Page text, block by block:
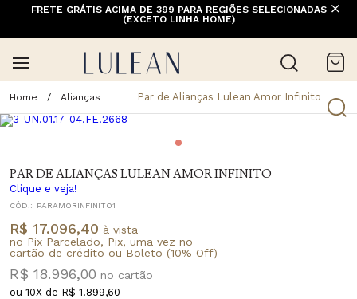
FRETE GRÁTIS ACIMA DE 399 PARA REGIÕES SELECIONADAS
(EXCETO LINHA HOME)
Alianças Par de Alianças Lulean Amor Infinito
PAR DE ALIANÇAS LULEAN AMOR INFINITO
Clique e veja!
CÓD.: PARAMORINFINITO1
R$ 17.096,40 à vista
no Pix Parcelado, Pix, uma vez no
cartão de crédito ou Boleto (10% Off)
R$ 18.996,00
ou 10X de R$ 1.899,60